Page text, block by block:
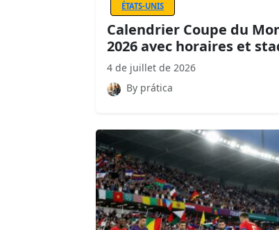
ÉTATS-UNIS
Calendrier Coupe du
2026 avec horaires et
4 de juillet de 2026
By prática